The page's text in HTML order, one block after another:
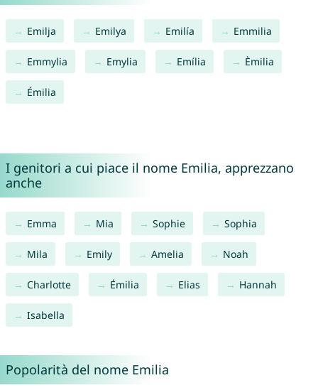
Emilja Emilya Emilía Emmilia
Emmylia Emylia Emília Èmilia
Émilia
I genitori a cui piace il nome Emilia, apprezzano
anche
Emma Mia Sophie Sophia
Mila Emily Amelia Noah
Charlotte Émilia Elias Hannah
Isabella
Popolarità del nome Emilia